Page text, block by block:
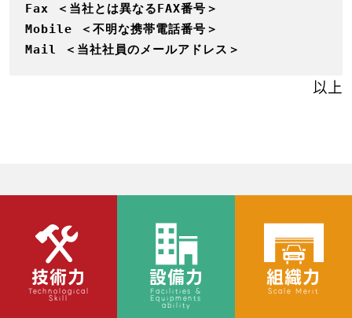
Fax ＜当社とは異なるFAX番号＞
Mobile ＜不明な携帯電話番号＞
Mail ＜当社社員のメールアドレス＞
以上
技術力
Technological
Skill
設備力
Facilities &
Equipments
ability
組織力
Scale Merit